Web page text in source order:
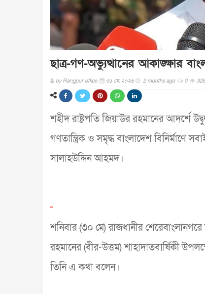
ছাত্র-গণ-অভ্যুত্থানের আকাঙ্ক্ষার
byRangpur office ৩১ মে, ২০২৬ 2 months ago 0 328
শহীদ রাষ্ট্রপতি জিয়াউর রহমানের আদর্শে
গণতান্ত্রিক ও সমৃদ্ধ বাংলাদেশ বিনির্মাণে
সালাহউদ্দিন আহমদ।
শনিবার (৩০ মে) রাজধানীর শেরেবাংলানগরে
রহমানের (বীর-উত্তম) শাহাদাতবার্ষিকী
তিনি এ কথা বলেন।